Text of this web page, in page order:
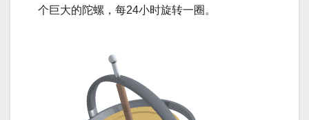
个巨大的陀螺，每24小时旋转一圈。